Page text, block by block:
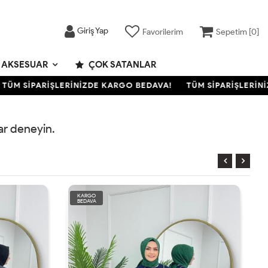
Giriş Yap Favorilerim Sepetim [0]
AKSESUAR ÇOK SATANLAR
SİPARİŞLERİNİZDE KARGO BEDAVA! TÜM
deneyin.
KARGO
BEDAVA